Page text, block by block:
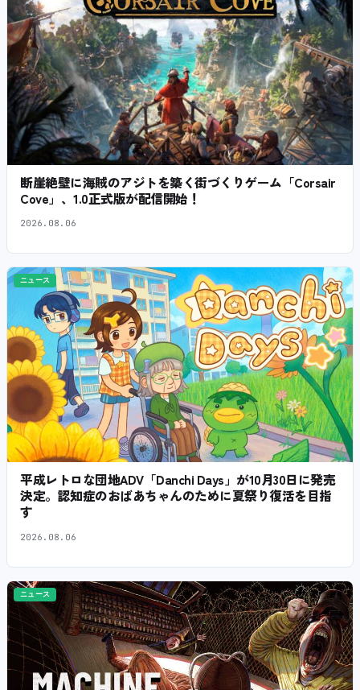
断崖絶壁に海賊のアジトを築く街づくりゲーム「Corsair
Cove」、1.0正式版が配信開始！
2026.08.06
ニュース
平成レトロな団地ADV「Danchi Days」が10月30日に発売
決定。認知症のおばあちゃんのために夏祭り復活を目指
す
2026.08.06
ニュース